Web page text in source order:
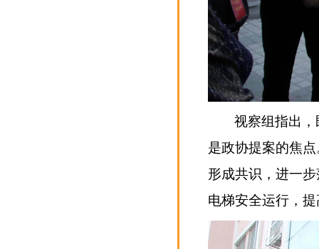
视察组指出
是政协提案的焦
形成共识，进一
电梯安全运行，